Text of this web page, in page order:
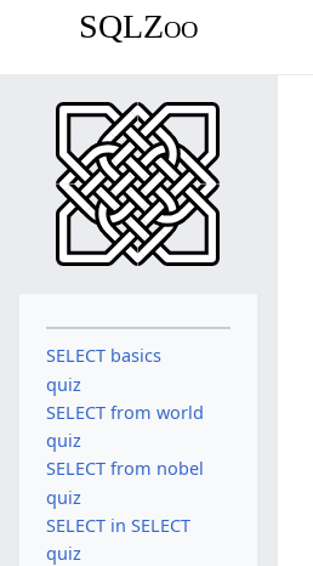
SQLZoo
SELECT basics
quiz
SELECT from world
quiz
SELECT from nobel
quiz
SELECT in SELECT
quiz